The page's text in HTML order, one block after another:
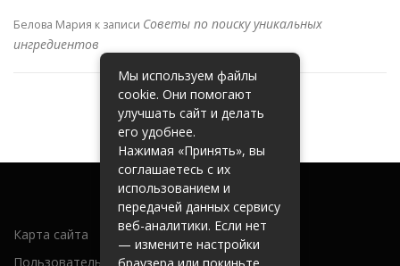
Белова Мария к записи Советы по поиску уникальных
ингредиентов
Карта сайта
Пользовательское соглашение
Мы используем файлы
cookie. Они помогают
улучшать сайт и делать
его удобнее.
Нажимая «Принять», вы
соглашаетесь с их
использованием и
передачей данных сервису
веб-аналитики. Если нет
— измените настройки